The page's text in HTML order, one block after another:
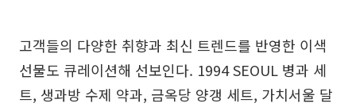
고객들의 다양한 취향과 최신 트렌드를 반영한 이색
선물도 큐레이션해 선보인다. 1994 SEOUL 병과 세
트, 생과방 수제 약과, 금옥당 양갱 세트, 가치서울 달